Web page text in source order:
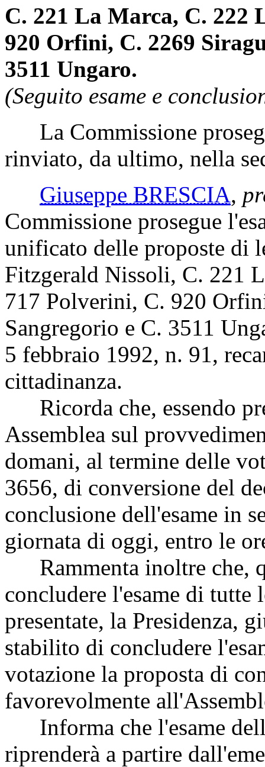
C. 221 La Marca, C. 222
920 Orfini, C. 2269
3511 Ungaro.
(Seguito esame e
La Commissione
rinviato, da ultimo, nella
Giuseppe BRESCIA,
Commissione prosegue
unificato delle proposte di
Fitzgerald Nissoli, C. 221
717 Polverini, C. 920
Sangregorio e C. 3511
5 febbraio 1992, n. 91,
cittadinanza.
Ricorda che, essendo
Assemblea sul
domani, al termine delle
3656, di conversione del
conclusione dell'esame in
giornata di oggi, entro le
Rammenta inoltre che,
concludere l'esame di tutte
presentate, la Presidenza,
stabilito di concludere
votazione la proposta di
favorevolmente
Informa che l'esame
riprenderà a partire